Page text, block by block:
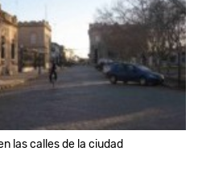
las calles de la ciudad